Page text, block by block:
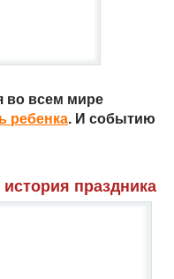
во всем мире
ребенка. И событию
праздника